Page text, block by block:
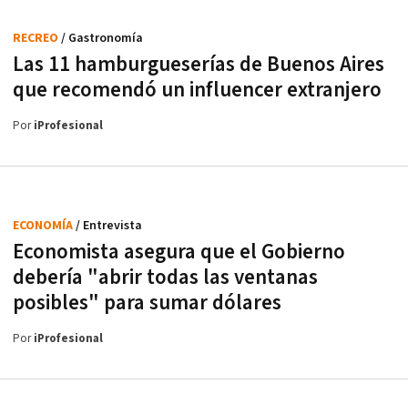
Las 11 hamburgueserías de Buenos Aires
que recomendó un influencer extranjero
RECREO / Gastronomía
PoriProfesional
Economista asegura que el Gobierno
debería "abrir todas las ventanas
posibles" para sumar dólares
ECONOMÍA/ Entrevista
PoriProfesional